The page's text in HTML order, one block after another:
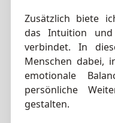
Zusätzlich biete
das Intuition und
verbindet. In
Menschen dabei,
emotionale
persönliche
gestalten.